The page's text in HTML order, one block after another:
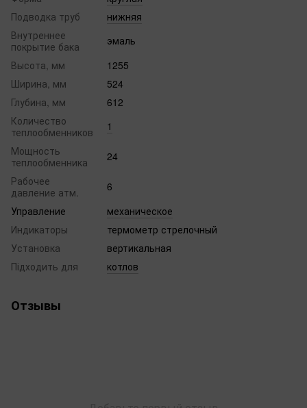
Подводка труб
нижняя
Внутреннее
покрытие бака
эмаль
Высота, мм
1255
Ширина, мм
524
Глубина, мм
612
Количество
теплообменников
1
Мощность
теплообменника
24
Рабочее
давление атм.
6
Управление
механическое
Индикаторы
термометр стрелочный
Установка
вертикальная
Підходить для
котлов
Отзывы